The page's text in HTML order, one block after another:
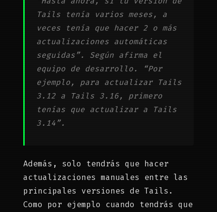
Tails tenía varios meses, a
veces tenía que hacer 2 o más
actualizaciones automáticas
seguidas”. Según afirma el
equipo de desarrollo. “Por
ejemplo, para actualizar Tails
3.12 a Tails 3.16, primero
tenías que actualizar a Tails
3.14”.
Además, solo tendrás que hacer
actualizaciones manuales entre las
principales versiones de Tails.
Como por ejemplo cuando tendrás que